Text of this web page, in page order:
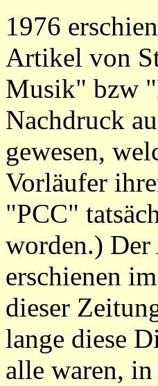
1976
Artikel von
Musik" bzw
Nachdruck
gewesen,
Vorläufer
"PCC"
worden.)
erschienen
dieser
lange diese
alle waren,